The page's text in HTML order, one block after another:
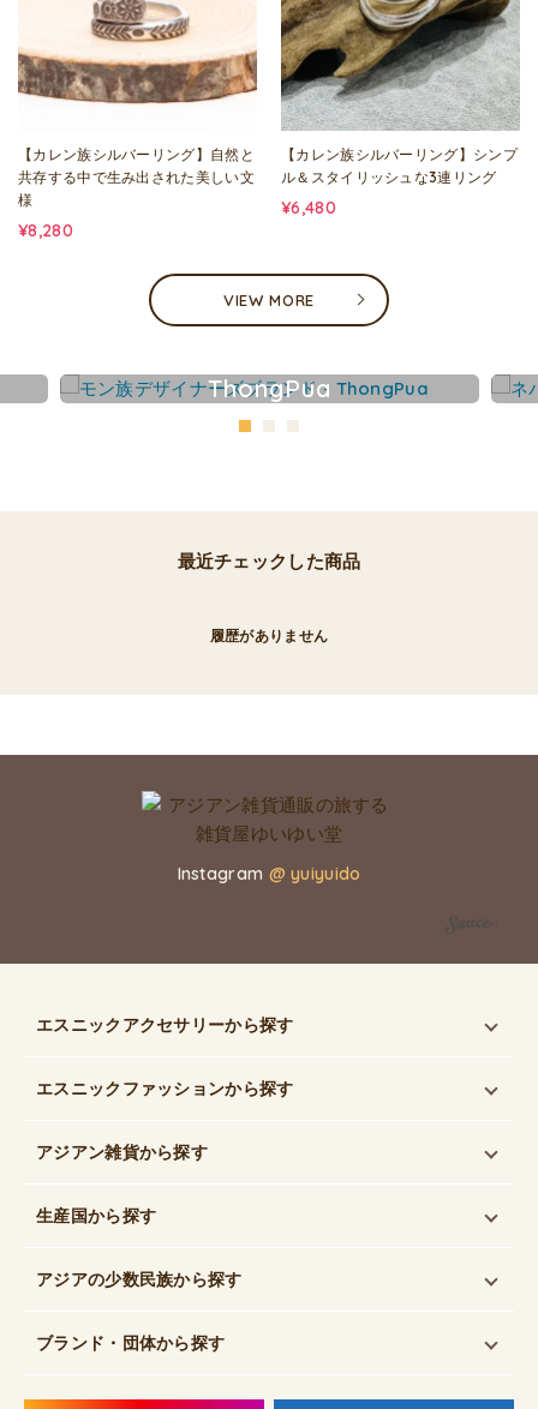
【カレン族シルバーリング】自然と
共存する中で生み出された美しい文
様
¥8,280
【カレン族シルバーリング】シンプ
ル＆スタイリッシュな3連リング
¥6,480
VIEW MORE
ThongPua
最近チェックした商品
履歴がありません
Instagram @ yuiyuido
エスニックアクセサリーから探す
エスニックファッションから探す
アジアン雑貨から探す
生産国から探す
アジアの少数民族から探す
ブランド・団体から探す